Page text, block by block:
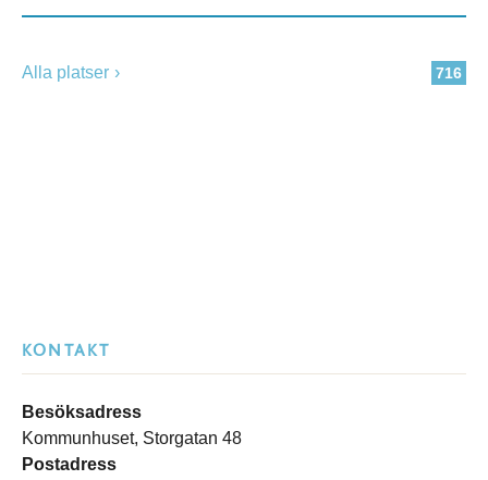
716
Alla platser
KONTAKT
Besöksadress
Kommunhuset, Storgatan 48
Postadress